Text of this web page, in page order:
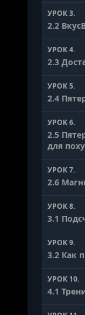
УРОК 3.
2.2
УРОК 4.
2.3
УРОК 5.
2.4
УРОК 6.
2.5
для
УРОК 7.
2.6
УРОК 8.
3.1
УРОК 9.
3.2 Как
УРОК 10.
4.1